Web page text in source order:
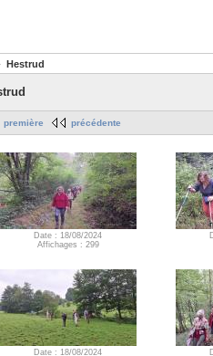
Hestrud
première précédente
Date : 18/08/2024
Affichages : 299
Date : 18/08/2024